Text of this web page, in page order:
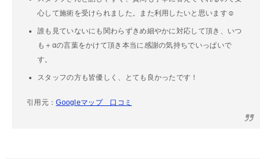
心して施術を受けられました。また利用したいと思います☺️
誰も見ていないにも関わらずきめ細やかに対応して頂き、いつ
も＋αの言葉をかけて頂き本当に感謝の気持ちでいっぱいで
す。
スタッフの方も皆優しく、とても良かったです！
引用元：Googleマップ 口コミ